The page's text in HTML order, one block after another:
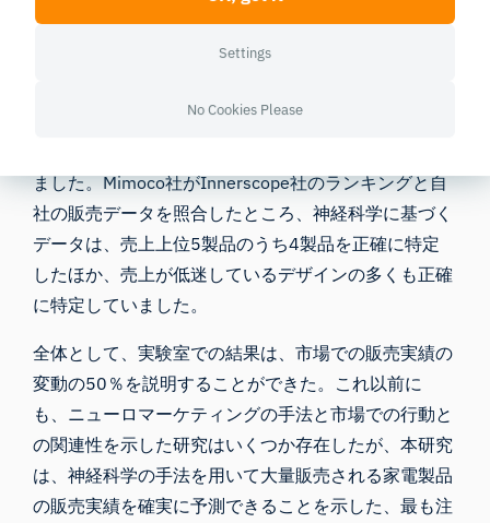
を用いてテストされ、一方、EDAデータ、心拍数デー
タ、およびアイトラッキングデータは、デザインを受
その後、Innerscope社は、生体センサーのデータを総
ました。Mimoco社がInnerscope社のランキングと自
社の販売データを照合したところ、神経科学に基づく
データは、売上上位5製品のうち4製品を正確に特定
したほか、売上が低迷しているデザインの多くも正確
に特定していました。
全体として、実験室での結果は、市場での販売実績の
変動の50％を説明することができた。これ以前に
も、ニューロマーケティングの手法と市場での行動と
の関連性を示した研究はいくつか存在したが、本研究
は、神経科学の手法を用いて大量販売される家電製品
の販売実績を確実に予測できることを示した、最も注
Settings
No Cookies Please